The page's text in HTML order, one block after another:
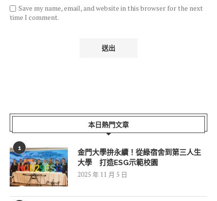
Save my name, email, and website in this browser for the next
time I comment.
本日熱門文章
1
金門大學拚永續！從綠宿舍到第三人生
大學 打造ESG示範校園
2025 年 11 月 5 日